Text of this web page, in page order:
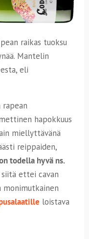
raikas tuoksu
Mantelin
eli
rapean
hapokkuus
miellyttävänä
reippaiden,
todella hyvä ns.
ettei cavan
loistava